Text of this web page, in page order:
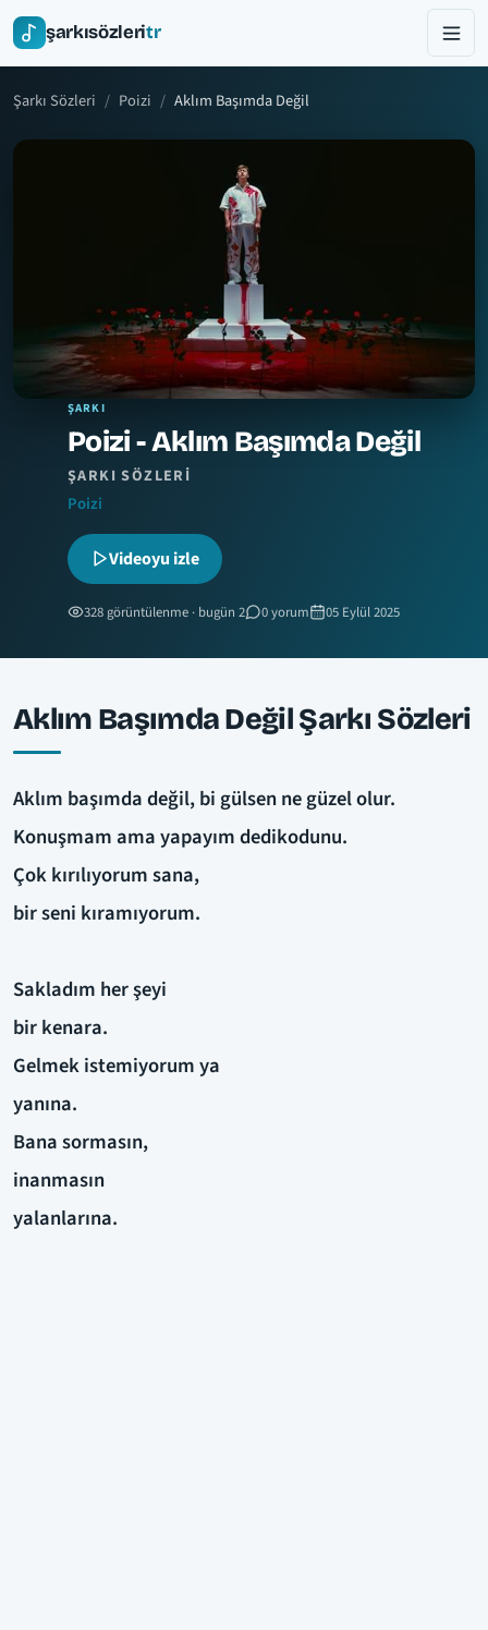
şarkısözleritr
Şarkı Sözleri Poizi Aklım Başımda Değil
ŞARKI
Poizi - Aklım Başımda Değil
ŞARKI SÖZLERI
Poizi
Videoyu izle
328 görüntülenme · bugün 2 0 yorum 05 Eylül 2025
Aklım Başımda Değil Şarkı Sözleri
Aklım başımda değil, bi gülsen ne güzel olur.
Konuşmam ama yapayım dedikodunu.
Çok kırılıyorum sana,
bir seni kıramıyorum.
Sakladım her şeyi
bir kenara.
Gelmek istemiyorum ya
yanına.
Bana sormasın,
inanmasın
yalanlarına.